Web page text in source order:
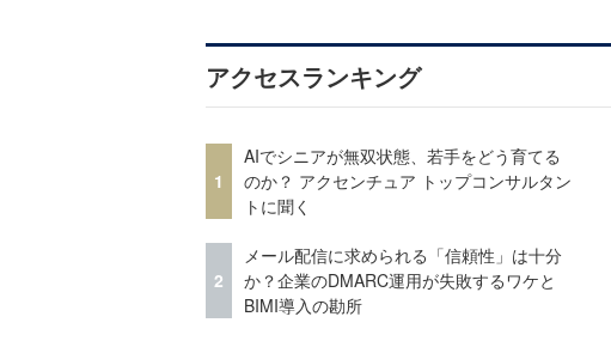
アクセスランキング
1
AIでシニアが無双状態、若手をどう育てる
のか？ アクセンチュア トップコンサルタン
トに聞く
2
メール配信に求められる「信頼性」は十分
か？企業のDMARC運用が失敗するワケと
BIMI導入の勘所